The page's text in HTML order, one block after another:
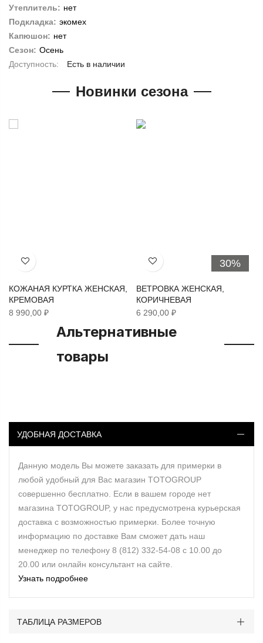
Утеплитель: нет
Подкладка: экомех
Капюшон: нет
Сезон: Осень
Есть в наличии
Новинки сезона
Хочу!
КОЖАНАЯ КУРТКА ЖЕНСКАЯ,
КРЕМОВАЯ
8 990,00 ₽
30%
Хочу!
ВЕТРОВКА ЖЕНСКАЯ,
КОРИЧНЕВАЯ
6 290,00 ₽
Альтернативные
товары
УДОБНАЯ ДОСТАВКА
Данную модель Вы можете заказать для примерки в
любой удобный для Вас магазин TOTOGROUP
совершенно бесплатно. Если в вашем городе нет
магазина TOTOGROUP, у нас предусмотрена курьерская
доставка с возможностью примерки. Более точную
информацию по доставке Вам сможет дать наш
менеджер по телефону 8 (812) 332-54-08 с 10.00 до
20.00 или онлайн консультант на сайте.
Узнать подробнее
ТАБЛИЦА РАЗМЕРОВ